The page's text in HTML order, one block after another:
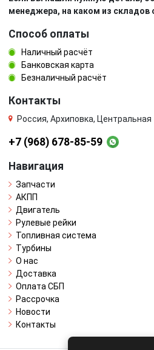
менеджера, на каком из складов
Способ оплаты
Наличный расчёт
Банковская карта
Безналичный расчёт
Контакты
Россия, Архиповка, Центральная
+7 (968) 678-85-59
Навигация
Запчасти
АКПП
Двигатель
Рулевые рейки
Топливная система
Турбины
О нас
Доставка
Оплата СБП
Рассрочка
Новости
Контакты